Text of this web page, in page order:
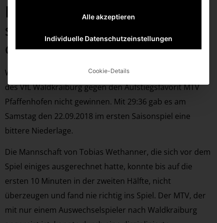
Herren gegen diszipliniert
spielende Pfaffenhofener
chancenlos
Wie auch in der letzten Saison, konnten die Handballer
des VfL Waldkraiburg gegen den Aufstiegsfavorit MTV
Pfaffenhofen nicht gewinnen. Mit 29:36 gab es am
Samstag den 22.09.2018 im ersten Saisonspiel eine
bittere Niederlage.
Die Mannschaft von Tobias Wethanner, die sich vor dem
Spiel einiges ausgerechnet hatte, konnte bis auf die
ersten 10 Minuten in der zweiten Hälfte, nicht
überzeugen und fand nie richtig ins Spiel. Der MTV, der
mit nur einem Auswechselspieler nach Waldkraiburg
Alle akzeptieren
Individuelle Datenschutzeinstellungen
Cookie-Details